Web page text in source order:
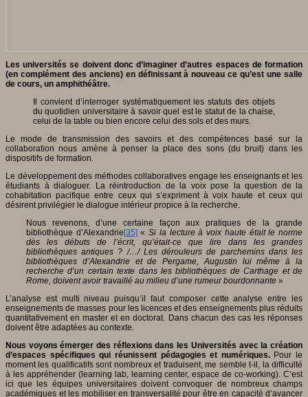
Les universités se doivent donc d’imaginer d’autres espaces de formation
(en complément des anciens) en définissant à nouveau ce qu’est une salle
de cours, un amphithéâtre.
Il convient d’interroger systématiquement les statuts des objets
du quotidien universitaire à savoir quel est le statut de la chaise,
celui de la table ou bien encore celui des sols et des murs.
Le mode de transmission des savoirs et des compétences basé sur la
collaboration nous amène à penser la place des sons (du bruit) dans les
dispositifs de formation.
Le développement des méthodes collaboratives engage les enseignants et les
étudiants à dialoguer. La réintroduction de la voix pose la question de la
cohabitation pacifique entre ceux qui s’expriment à voix haute et ceux qui
désirent privilégier le dialogue intérieur propice à la recherche.
Nous revenons, d’une certaine façon aux pratiques de la grande
bibliothèque d’Alexandrie [35] «Si la lecture à voix haute était le norme
dès les débuts de l’écrit, qu’était-ce que lire dans les grandes
bibliothèques antiques ? /…/ Les dérouleurs de parchemins dans les
bibliothèques d’Alexandrie et de Pergame, Augustin lui même à la
recherche d’un certain texte dans les bibliothèques de Carthage et de
Rome, doivent avoir travaillé au milieu d’une rumeur bourdonnante »
L’analyse est multi niveau puisqu’il faut composer cette analyse entre les
enseignements de masses pour les licences et des enseignements plus réduits
quantitativement en master et en doctorat. Dans chacun des cas les réponses
doivent être adaptées au contexte.
Nous voyons émerger des réflexions dans les Universités avec la création
d’espaces spécifiques qui réunissent pédagogies et numériques.Pour le
moment les qualificatifs sont nombreux et traduisent, me semble t-il, la difficulté
à les appréhender (learning lab, learning center, espace de co-working). C’est
ici que les équipes universitaires doivent convoquer de nombreux champs
académiques et les mobiliser en transversalité pour être en capacité d’avancer